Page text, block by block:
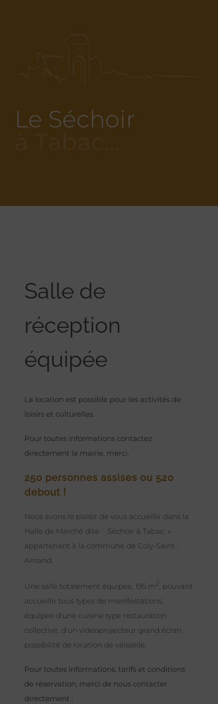
Le Séchoir
Salle de
réception
équipée
La location est possible pour les activités de
loisirs et culturelles.
Pour toutes informations contactez
directement la mairie, merci.
250 personnes assises ou 520
debout !
Nous avons le plaisir de vous accueillir dans la
Halle de Marché dite ¨ Séchoir à Tabac »
appartenant à la commune de Coly-Saint-
Amand.
Une salle totalement équipée, 195 m2 , pouvant
accueillir tous types de manifestations,
équipée d’une cuisine type restauration
collective, d’un vidéoprojecteur grand écran,
possibilité de location de vaisselle.
Pour toutes informations, tarifs et conditions
de réservation, merci de nous contacter
directement :